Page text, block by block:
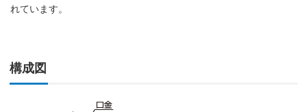
れています。
構成図